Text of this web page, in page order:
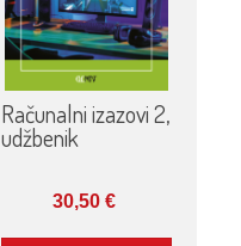
Računalni izazovi 2,
udžbenik
30,50€